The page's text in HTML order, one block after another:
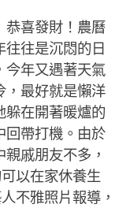
喜發財！農曆
往往是沉悶的日
今年又遇著天氣
，最好就是懶洋
躲在開著暖爐的
回帶打機。由於
親戚朋友不多，
以在家休養生
不雅照片報導，